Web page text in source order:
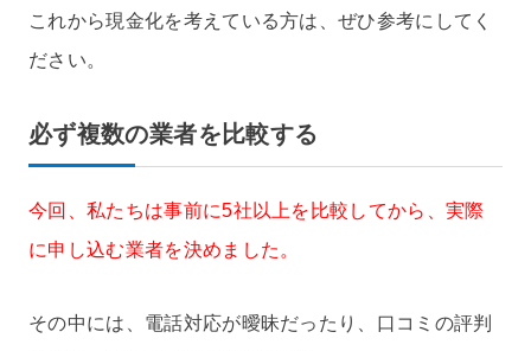
これから現金化を考えている方は、ぜひ参考にしてく
ださい。
必ず複数の業者を比較する
今回、私たちは事前に5社以上を比較してから、実際
に申し込む業者を決めました。
その中には、電話対応が曖昧だったり、口コミの評判